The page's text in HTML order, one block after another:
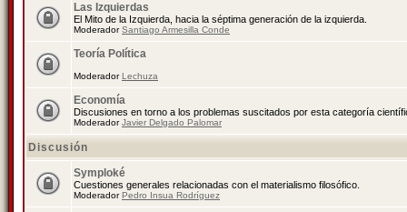
Las Izquierdas
El Mito de la Izquierda, hacia la séptima generación de la izquierda.
ModeradorSantiago Armesilla Conde
Teoría Política
ModeradorLechuza
Economía
Discusiones en torno a los problemas suscitados por esta categoría
ModeradorJavier Delgado Palomar
Discusión
Symploké
Cuestiones generales relacionadas con el materialismo filosófico.
ModeradorPedro Insua Rodríguez